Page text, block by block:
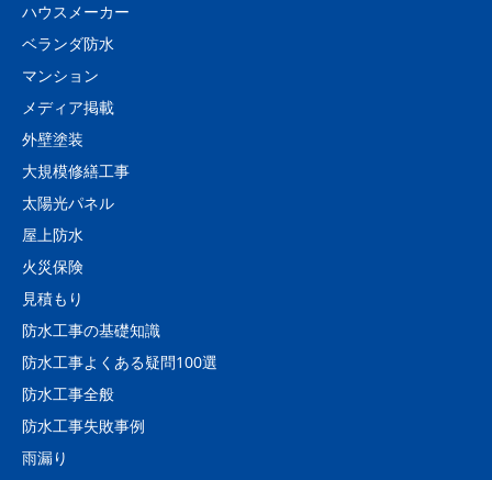
ハウスメーカー
ベランダ防水
マンション
メディア掲載
外壁塗装
大規模修繕工事
太陽光パネル
屋上防水
火災保険
見積もり
防水工事の基礎知識
防水工事よくある疑問100選
防水工事全般
防水工事失敗事例
雨漏り